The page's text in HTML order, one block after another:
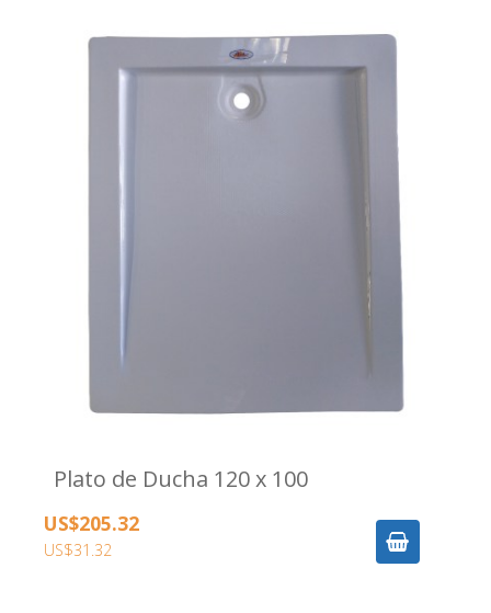
Plato de Ducha 120 x 100
US$205.32
US$31.32